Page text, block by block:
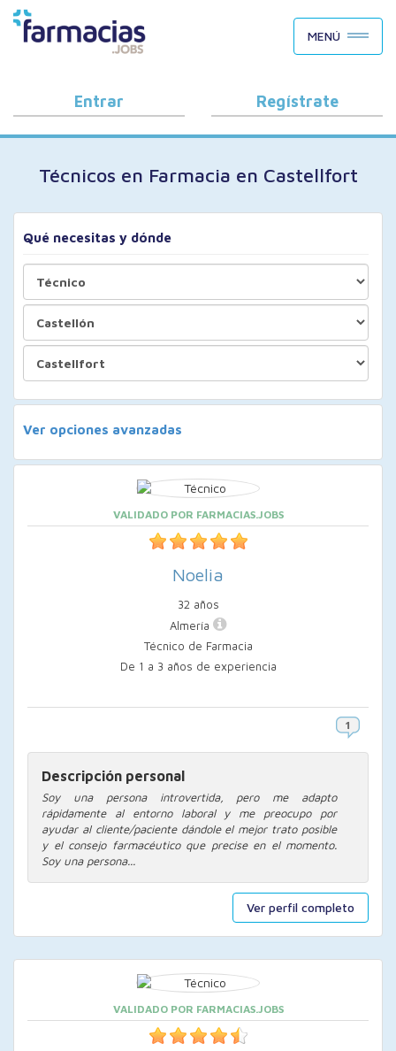
BUSCAR CANDIDATOS
OFERTAS DE EMPLEO
COMO FUNCIONA
PORQUÉ FARMACIAS.JOBS
BLOG
MENÚ
Entrar Regístrate
Técnicos en Farmacia en Castellfort
Qué necesitas y dónde
Ver opciones avanzadas
Ver perfil completo
VALIDADO POR FARMACIAS.JOBS
Noelia
32 años
Almería
Técnico de Farmacia
De 1 a 3 años de experiencia
Descripción personal
Soy una persona introvertida, pero me adapto
rápidamente al entorno laboral y me preocupo por
ayudar al cliente/paciente dándole el mejor trato posible
y el consejo farmacéutico que precise en el momento.
Soy una persona...
VALIDADO POR FARMACIAS.JOBS